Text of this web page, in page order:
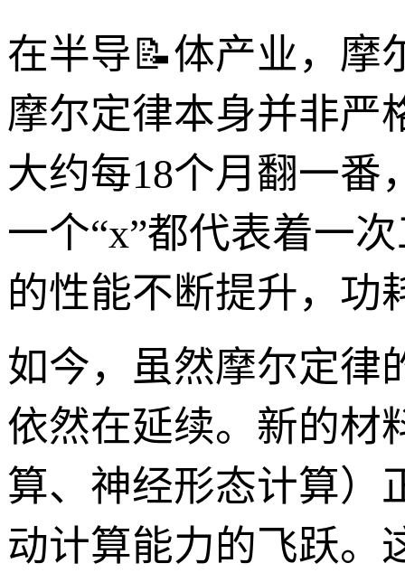
在半导📝体产业，摩
摩尔定律本身并非严
大约每18个月翻一番
一个“x”都代表着一
的性能不断提升，功
如今，虽然摩尔定律
依然在延续。新的材
算、神经形态计算）
动计算能力的飞跃。